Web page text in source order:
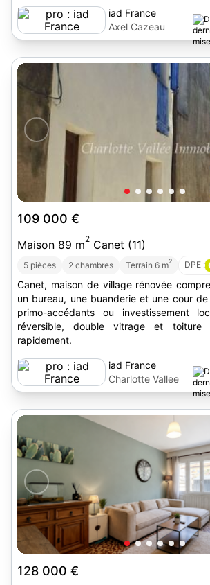
iad France
Axel Cazeau
109 000 €
Maison 89 m2 Canet (11)
5 pièces 2 chambres Terrain 6 m2 DPE :
Canet, maison de village rénovée
un bureau, une buanderie et une cour
primo-accédants ou investissement
réversible, double vitrage et toiture
rapidement.
iad France
Charlotte Vallee
128 000 €